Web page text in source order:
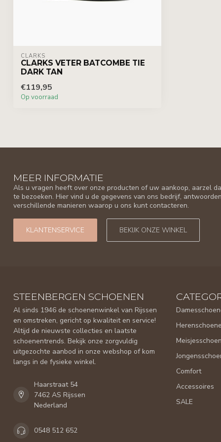
CLARKS
CLARKS VETER BATCOMBE TIE
DARK TAN
€119,95
Op voorraad
MEER INFORMATIE
Als u vragen heeft over onze producten of uw aankoop, aarzel
te bezoeken. Hier vind u de gegevens van ons bedrijf,
verschillende manieren waarop u ons kunt contacteren.
KLANTENSERVICE BEKIJK ONZE WINKEL
STEENBERGEN SCHOENEN
Al sinds 1946 de schoenenwinkel van Rijssen
en omstreken, gericht op kwaliteit en service!
Altijd de nieuwste collecties en laatste
schoenentrends. Bekijk onze zorgvuldig
uitgezochte aanbod in onze webshop of kom
langs in de fysieke winkel.
Haarstraat 54
7462 AS Rijssen
Nederland
0548 512 652
Comfort
Accessoires
SALE